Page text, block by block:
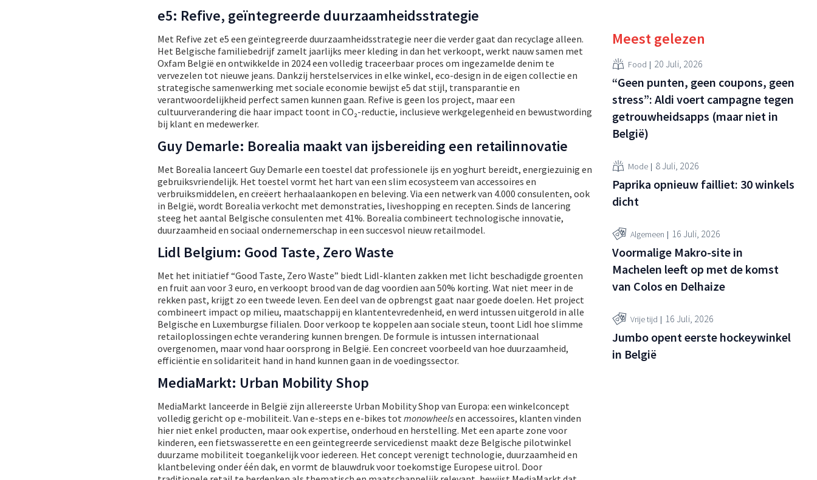
e5: Refive, geïntegreerde duurzaamheidsstrategie
Met Refive zet e5 een geïntegreerde duurzaamheidsstrategie neer die verder gaat dan recyclage alleen.
Het Belgische familiebedrijf zamelt jaarlijks meer kleding in dan het verkoopt, werkt nauw samen met
Oxfam België en ontwikkelde in 2024 een volledig traceerbaar proces om ingezamelde denim te
vervezelen tot nieuwe jeans. Dankzij herstelservices in elke winkel, eco-design in de eigen collectie en
strategische samenwerking met sociale economie bewijst e5 dat stijl, transparantie en
verantwoordelijkheid perfect samen kunnen gaan. Refive is geen los project, maar een
cultuurverandering die haar impact toont in CO₂-reductie, inclusieve werkgelegenheid en bewustwording
bij klant en medewerker.
Guy Demarle: Borealia maakt van ijsbereiding een retailinnovatie
Met Borealia lanceert Guy Demarle een toestel dat professionele ijs en yoghurt bereidt, energiezuinig en
gebruiksvriendelijk. Het toestel vormt het hart van een slim ecosysteem van accessoires en
verbruiksmiddelen, en creëert herhaalaankopen en beleving. Via een netwerk van 4.000 consulenten, ook
in België, wordt Borealia verkocht met demonstraties, liveshopping en recepten. Sinds de lancering
steeg het aantal Belgische consulenten met 41%. Borealia combineert technologische innovatie,
duurzaamheid en sociaal ondernemerschap in een succesvol nieuw retailmodel.
Lidl Belgium: Good Taste, Zero Waste
Met het initiatief “Good Taste, Zero Waste” biedt Lidl-klanten zakken met licht beschadigde groenten
en fruit aan voor 3 euro, en verkoopt brood van de dag voordien aan 50% korting. Wat niet meer in de
rekken past, krijgt zo een tweede leven. Een deel van de opbrengst gaat naar goede doelen. Het project
combineert impact op milieu, maatschappij en klantentevredenheid, en werd intussen uitgerold in alle
Belgische en Luxemburgse filialen. Door verkoop te koppelen aan sociale steun, toont Lidl hoe slimme
retailoplossingen echte verandering kunnen brengen. De formule is intussen internationaal
overgenomen, maar vond haar oorsprong in België. Een concreet voorbeeld van hoe duurzaamheid,
efficiëntie en solidariteit hand in hand kunnen gaan in de voedingssector.
MediaMarkt: Urban Mobility Shop
MediaMarkt lanceerde in België zijn allereerste Urban Mobility Shop van Europa: een winkelconcept
volledig gericht op e-mobiliteit. Van e-steps en e-bikes tot monowheelsen accessoires, klanten vinden
hier niet enkel producten, maar ook expertise, onderhoud en herstelling. Met een aparte zone voor
kinderen, een fietswasserette en een geïntegreerde servicedienst maakt deze Belgische pilotwinkel
duurzame mobiliteit toegankelijk voor iedereen. Het concept verenigt technologie, duurzaamheid en
klantbeleving onder één dak, en vormt de blauwdruk voor toekomstige Europese uitrol. Door
Meest gelezen
Food 20 Juli, 2026
“Geen punten, geen coupons, geen
stress”: Aldi voert campagne tegen
getrouwheidsapps (maar niet in
België)
Mode 8 Juli, 2026
Paprika opnieuw failliet: 30 winkels
dicht
Algemeen 16 Juli, 2026
Voormalige Makro-site in
Machelen leeft op met de komst
van Colos en Delhaize
Vrije tijd 16 Juli, 2026
Jumbo opent eerste hockeywinkel
in België